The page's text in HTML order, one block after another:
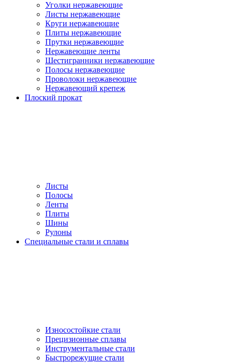
Уголки нержавеющие
Листы нержавеющие
Круги нержавеющие
Плиты нержавеющие
Прутки нержавеющие
Нержавеющие ленты
Шестигранники нержавеющие
Полосы нержавеющие
Проволоки нержавеющие
Нержавеющий крепеж
Плоский прокат
Листы
Полосы
Ленты
Плиты
Шины
Рулоны
Специальные стали и сплавы
Износостойкие стали
Прецизионные сплавы
Инструментальные стали
Быстрорежущие стали